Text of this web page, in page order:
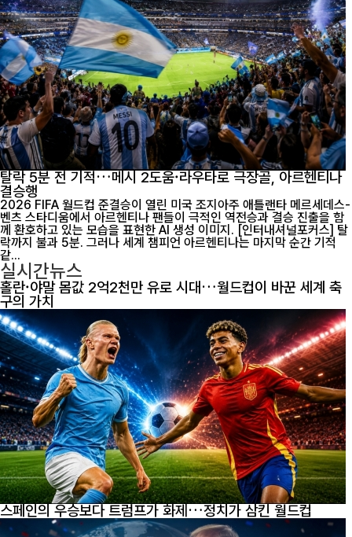
탈락 5분 전 기적…메시 2도움·라우타로 극장골, 아르헨티나
결승행
2026 FIFA 월드컵 준결승이 열린 미국 조지아주 애틀랜타 메르세데스-
벤츠 스타디움에서 아르헨티나 팬들이 극적인 역전승과 결승 진출을 함
께 환호하고 있는 모습을 표현한 AI 생성 이미지. [인터내셔널포커스] 탈
락까지 불과 5분. 그러나 세계 챔피언 아르헨티나는 마지막 순간 기적
같...
실시간뉴스
홀란·야말 몸값 2억2천만 유로 시대…월드컵이 바꾼 세계 축
구의 가치
스페인의 우승보다 트럼프가 화제…정치가 삼킨 월드컵